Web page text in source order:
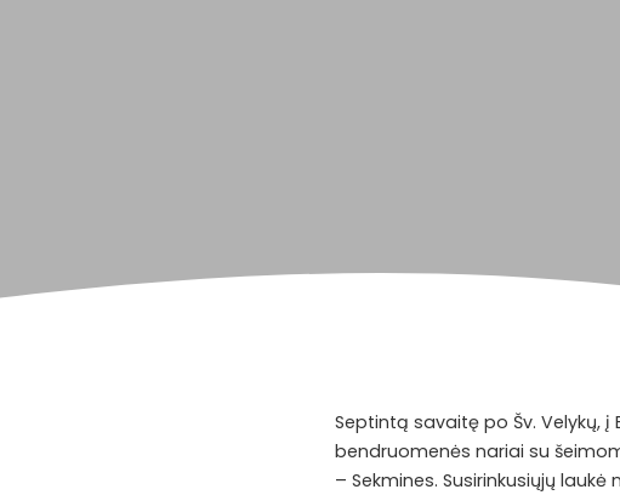
Septintą savaitę po Šv. Velykų, į
bendruomenės nariai su
– Sekmines. Susirinkusiųjų